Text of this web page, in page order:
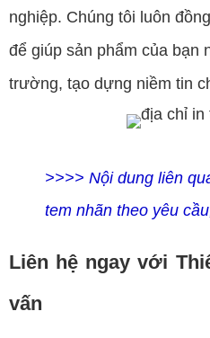
nghiệp. Chúng tôi luôn
để giúp sản phẩm của bạn
trường, tạo dựng niềm tin
>>>> Nội dung liên
tem nhãn theo yêu
Liên hệ ngay với
vấn